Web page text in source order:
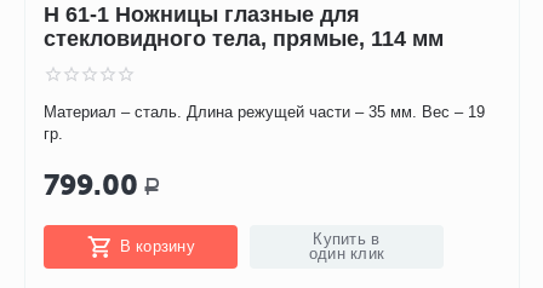
H 61-1 Ножницы глазные для
стекловидного тела, прямые, 114 мм
Материал – сталь. Длина режущей части – 35 мм. Вес – 19
гр.
799.00 Р
В корзину
Купить в
один клик